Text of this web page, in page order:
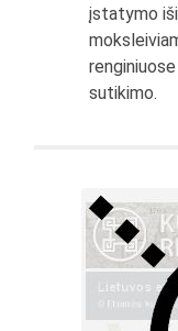
įstatymo
sutikimo.